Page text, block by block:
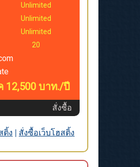
Unlimited
Unlimited
Unlimited
20
12,500 บาท./ปี
สั่งซื้อ
ติ้ง | สั่งซื้อเว็บโฮสติ้ง